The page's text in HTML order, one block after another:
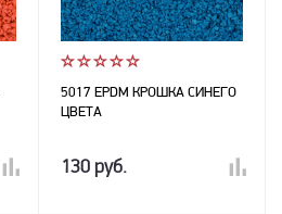
5017 EPDM КРОШКА СИНЕГО
ЦВЕТА
130 руб.